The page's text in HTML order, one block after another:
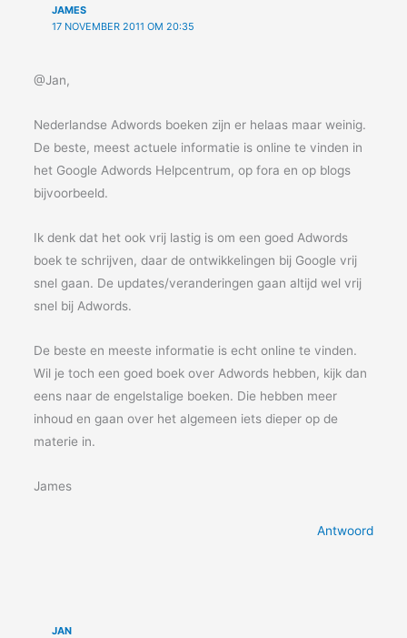
JAMES
17 NOVEMBER 2011 OM 20:35
@Jan,
Nederlandse Adwords boeken zijn er helaas maar weinig.
De beste, meest actuele informatie is online te vinden in
het Google Adwords Helpcentrum, op fora en op blogs
bijvoorbeeld.
Ik denk dat het ook vrij lastig is om een goed Adwords
boek te schrijven, daar de ontwikkelingen bij Google vrij
snel gaan. De updates/veranderingen gaan altijd wel vrij
snel bij Adwords.
De beste en meeste informatie is echt online te vinden.
Wil je toch een goed boek over Adwords hebben, kijk dan
eens naar de engelstalige boeken. Die hebben meer
inhoud en gaan over het algemeen iets dieper op de
materie in.
James
Antwoord
JAN